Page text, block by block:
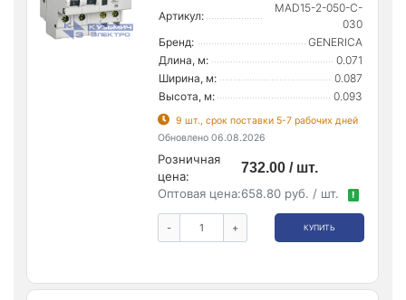
Артикул:
MAD15-2-050-C-
030
Бренд:
GENERICA
Длина, м:
0.071
Ширина, м:
0.087
Высота, м:
0.093
9 шт., срок поставки 5-7 рабочих дней
Обновлено 06.08.2026
Розничная
цена:
732.00 / шт.
Оптовая цена:658.80 руб. / шт. !
- + КУПИТЬ